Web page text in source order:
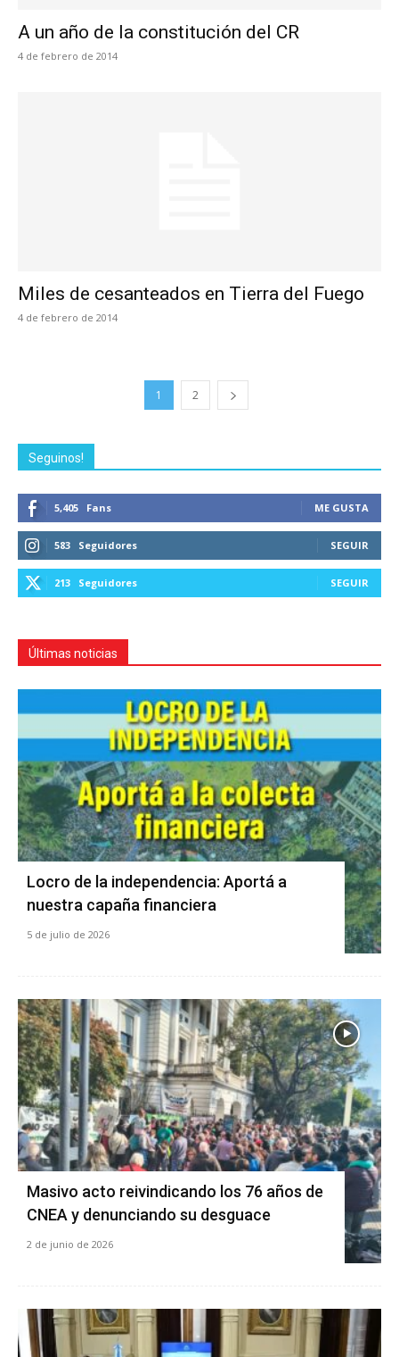
A un año de la constitución del CR
4 de febrero de 2014
Miles de cesanteados en Tierra del Fuego
4 de febrero de 2014
1 2
Seguinos!
5,405 Fans ME GUSTA
583 Seguidores SEGUIR
213 Seguidores SEGUIR
Últimas noticias
Locro de la independencia: Aportá a
nuestra capaña financiera
5 de julio de 2026
Masivo acto reivindicando los 76 años de
CNEA y denunciando su desguace
2 de junio de 2026